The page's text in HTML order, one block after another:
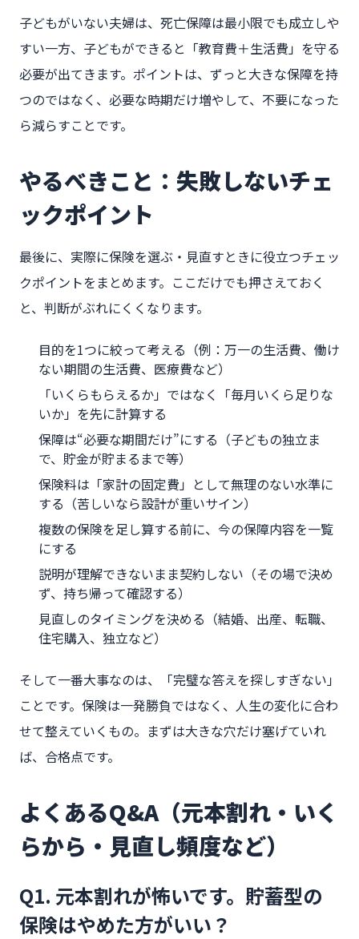
子どもがいない夫婦は、死亡保障は最小限でも成立しや
すい一方、子どもができると「教育費＋生活費」を守る
必要が出てきます。ポイントは、ずっと大きな保障を持
つのではなく、必要な時期だけ増やして、不要になった
ら減らすことです。
やるべきこと：失敗しないチェ
ックポイント
最後に、実際に保険を選ぶ・見直すときに役立つチェッ
クポイントをまとめます。ここだけでも押さえておく
と、判断がぶれにくくなります。
目的を1つに絞って考える（例：万一の生活費、働け
ない期間の生活費、医療費など）
「いくらもらえるか」ではなく「毎月いくら足りな
いか」を先に計算する
保障は“必要な期間だけ”にする（子どもの独立ま
で、貯金が貯まるまで等）
保険料は「家計の固定費」として無理のない水準に
する（苦しいなら設計が重いサイン）
複数の保険を足し算する前に、今の保障内容を一覧
にする
説明が理解できないまま契約しない（その場で決め
ず、持ち帰って確認する）
見直しのタイミングを決める（結婚、出産、転職、
住宅購入、独立など）
そして一番大事なのは、「完璧な答えを探しすぎない」
ことです。保険は一発勝負ではなく、人生の変化に合わ
せて整えていくもの。まずは大きな穴だけ塞げていれ
ば、合格点です。
よくあるQ&A（元本割れ・いく
らから・見直し頻度など）
Q1. 元本割れが怖いです。貯蓄型の
保険はやめた方がいい？